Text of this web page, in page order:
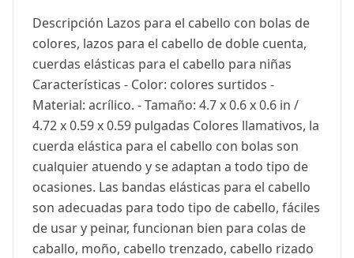
Descripción Lazos para el cabello con bolas de
colores, lazos para el cabello de doble cuenta,
cuerdas elásticas para el cabello para niñas
Características - Color: colores surtidos -
Material: acrílico. - Tamaño: 4.7 x 0.6 x 0.6 in /
4.72 x 0.59 x 0.59 pulgadas Colores llamativos, la
cuerda elástica para el cabello con bolas son
cualquier atuendo y se adaptan a todo tipo de
ocasiones. Las bandas elásticas para el cabello
son adecuadas para todo tipo de cabello, fáciles
de usar y peinar, funcionan bien para colas de
caballo, moño, cabello trenzado, cabello rizado